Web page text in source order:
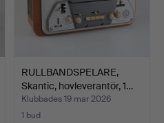
RULLBANDSPELARE,
Skantic, hovleverantör, 1…
Klubbades 19 mar 2026
1 bud